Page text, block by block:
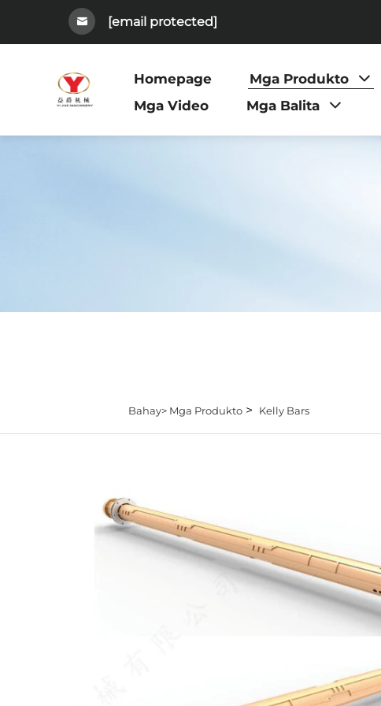
[email protected]
Homepage Mga Produkto
Mga Video
Mga Balita
Bahay> Mga Produkto> Kelly Bars